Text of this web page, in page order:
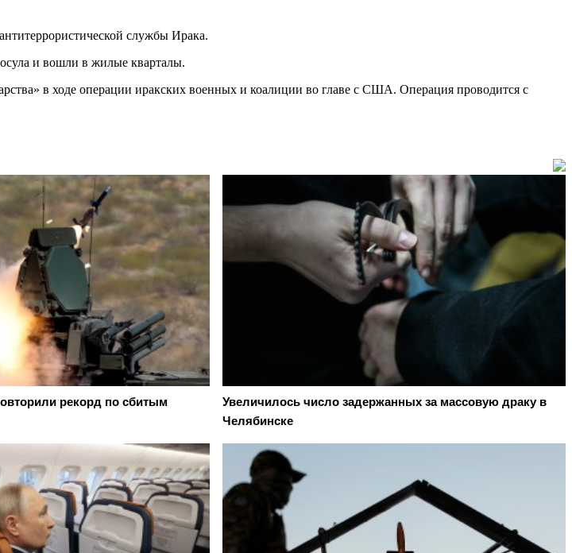
службы Ирака.
и вошли в жилые кварталы.
в ходе операции иракских военных и коалиции во главе с США. Операция проводится с
рекорд по сбитым
Увеличилось число задержанных за массовую драку в
Челябинске